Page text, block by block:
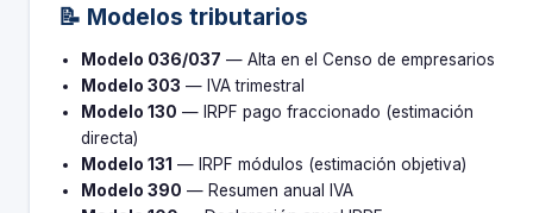
📝 Modelos tributarios
Modelo 036/037 — Alta en el Censo de empresarios
Modelo 303 — IVA trimestral
Modelo 130 — IRPF pago fraccionado (estimación
directa)
Modelo 131 — IRPF módulos (estimación objetiva)
Modelo 390 — Resumen anual IVA